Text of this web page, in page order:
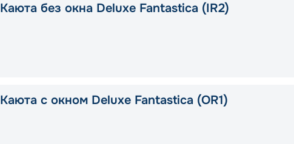
Каюта без окна Deluxe Fantastica (IR2)
Каюта с окном Deluxe Fantastica (OR1)